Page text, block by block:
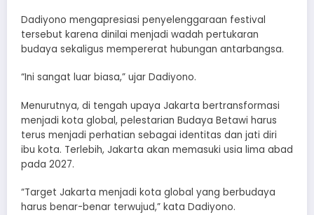
Dadiyono mengapresiasi penyelenggaraan festival
tersebut karena dinilai menjadi wadah pertukaran
budaya sekaligus mempererat hubungan antarbangsa.
“Ini sangat luar biasa,” ujar Dadiyono.
Menurutnya, di tengah upaya Jakarta bertransformasi
menjadi kota global, pelestarian Budaya Betawi harus
terus menjadi perhatian sebagai identitas dan jati diri
ibu kota. Terlebih, Jakarta akan memasuki usia lima abad
pada 2027.
“Target Jakarta menjadi kota global yang berbudaya
harus benar-benar terwujud,” kata Dadiyono.